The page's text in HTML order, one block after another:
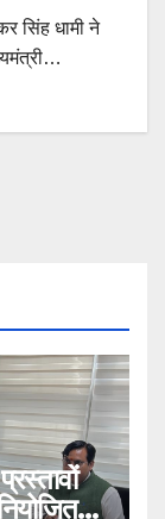
सिंह धामी ने